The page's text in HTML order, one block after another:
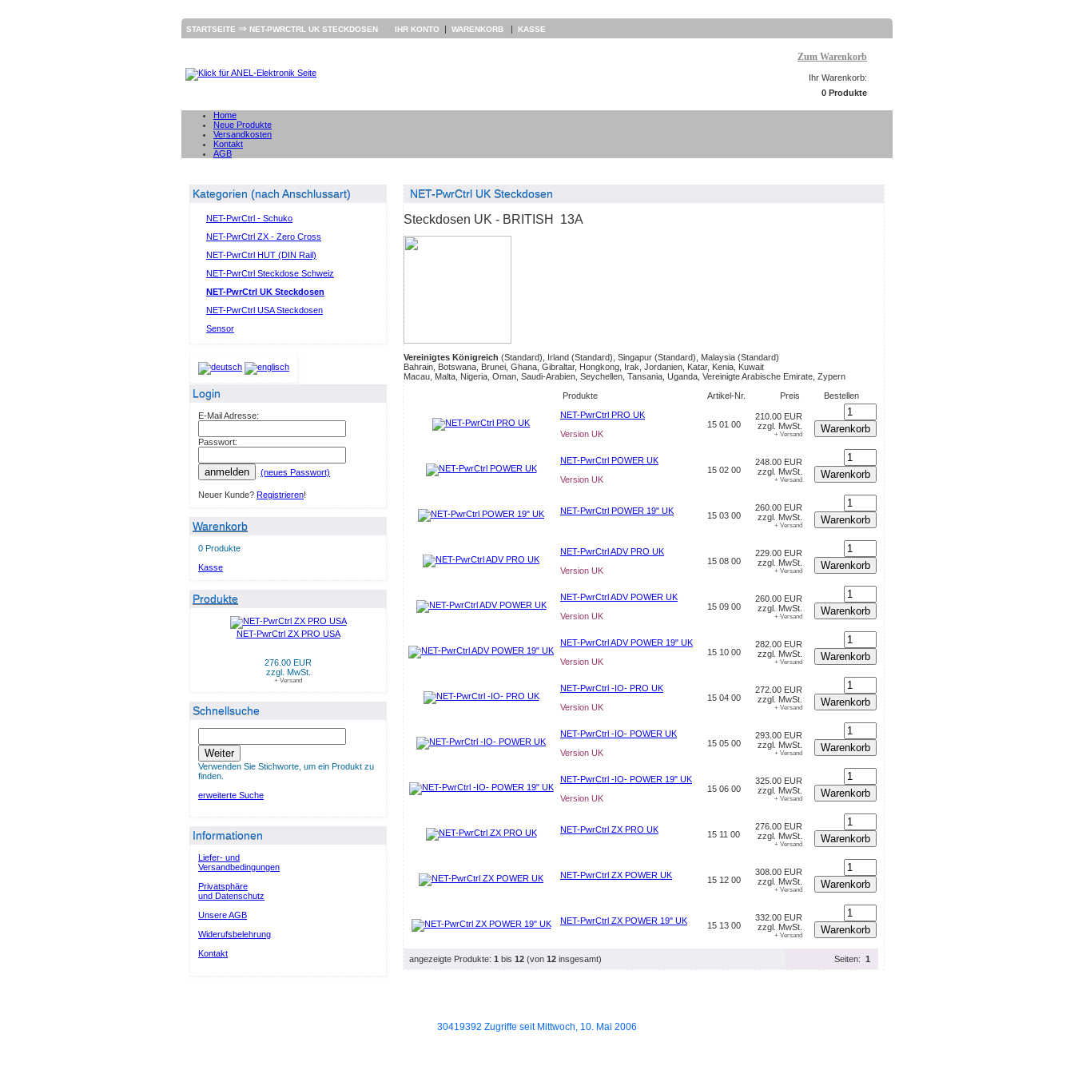
STARTSEITE ⇒ NET-PWRCTRL UK STECKDOSEN IHR KONTO | WARENKORB | KASSE
Zum Warenkorb
Ihr Warenkorb:
0 Produkte
Home
Neue Produkte
Versandkosten
Kontakt
AGB
Kategorien (nach Anschlussart)
NET-PwrCtrl - Schuko
NET-PwrCtrl ZX - Zero Cross
NET-PwrCtrl HUT (DIN Rail)
NET-PwrCtrl Steckdose Schweiz
NET-PwrCtrl UK Steckdosen
NET-PwrCtrl USA Steckdosen
Sensor
Login
E-Mail Adresse:
Passwort:
anmelden (neues Passwort)
Neuer Kunde? Registrieren!
Warenkorb
0 Produkte
Kasse
Produkte
NET-PwrCtrl ZX PRO USA
276.00 EUR
zzgl. MwSt.
+ Versand
Schnellsuche
Weiter
Verwenden Sie Stichworte, um ein Produkt zu
finden.
erweiterte Suche
Informationen
Liefer- und
Versandbedingungen
Privatsphäre
und Datenschutz
Unsere AGB
Widerufsbelehrung
Kontakt
NET-PwrCtrl UK Steckdosen
Steckdosen UK - BRITISH 13A
Vereinigtes Königreich (Standard), Irland (Standard), Singapur (Standard), Malaysia (Standard)
Bahrain, Botswana, Brunei, Ghana, Gibraltar, Hongkong, Irak, Jordanien, Katar, Kenia, Kuwait
Macau, Malta, Nigeria, Oman, Saudi-Arabien, Seychellen, Tansania, Uganda, Vereinigte Arabische Emirate, Zypern
Produkte
Artikel-Nr. Preis
Bestellen
NET-PwrCtrl PRO UK
Version UK
15 01 00
210.00 EUR
zzgl. MwSt.
+ Versand Warenkorb
NET-PwrCtrl POWER UK
Version UK
15 02 00
248.00 EUR
zzgl. MwSt.
+ Versand Warenkorb
NET-PwrCtrl POWER 19" UK 15 03 00
260.00 EUR
zzgl. MwSt.
+ Versand Warenkorb
NET-PwrCtrl ADV PRO UK
Version UK
15 08 00
229.00 EUR
zzgl. MwSt.
+ Versand Warenkorb
NET-PwrCtrl ADV POWER UK
Version UK
15 09 00
260.00 EUR
zzgl. MwSt.
+ Versand Warenkorb
NET-PwrCtrl ADV POWER 19" UK
Version UK
15 10 00
282.00 EUR
zzgl. MwSt.
+ Versand Warenkorb
NET-PwrCtrl -IO- PRO UK
Version UK
15 04 00
272.00 EUR
zzgl. MwSt.
+ Versand Warenkorb
NET-PwrCtrl -IO- POWER UK
Version UK
15 05 00
293.00 EUR
zzgl. MwSt.
+ Versand Warenkorb
NET-PwrCtrl -IO- POWER 19" UK
Version UK
15 06 00
325.00 EUR
zzgl. MwSt.
+ Versand Warenkorb
NET-PwrCtrl ZX PRO UK 15 11 00
276.00 EUR
zzgl. MwSt.
+ Versand Warenkorb
NET-PwrCtrl ZX POWER UK 15 12 00
308.00 EUR
zzgl. MwSt.
+ Versand Warenkorb
NET-PwrCtrl ZX POWER 19" UK 15 13 00
332.00 EUR
zzgl. MwSt.
+ Versand Warenkorb
angezeigte Produkte: 1 bis 12 (von 12 insgesamt) Seiten: 1
30419392 Zugriffe seit Mittwoch, 10. Mai 2006